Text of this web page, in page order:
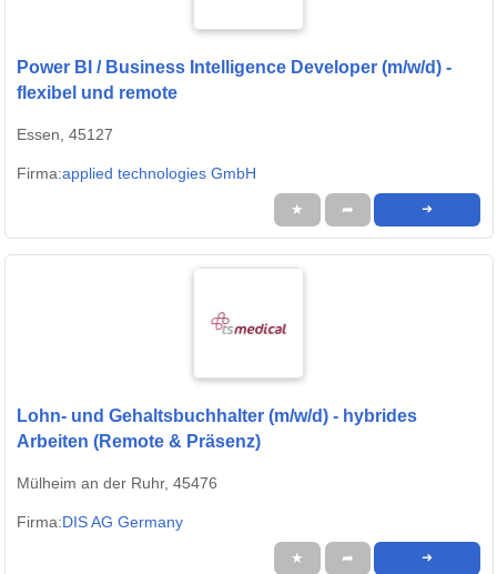
Power BI / Business Intelligence Developer (m/w/d) -
flexibel und remote
Essen, 45127
Firma:applied technologies GmbH
★ ➦ ➜
Lohn- und Gehaltsbuchhalter (m/w/d) - hybrides
Arbeiten (Remote & Präsenz)
Mülheim an der Ruhr, 45476
Firma:DIS AG Germany
★ ➦ ➜